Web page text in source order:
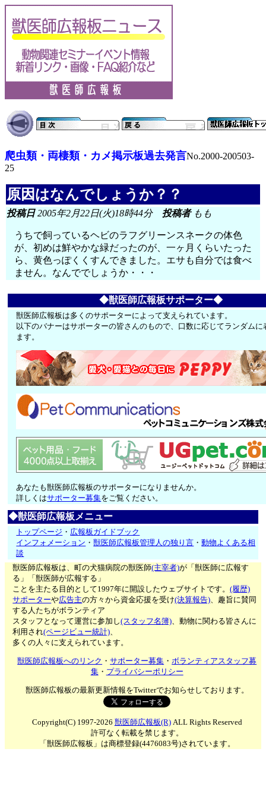
爬虫類・両棲類・カメ掲示板過去発言No.2000-200503-
25
原因はなんでしょうか？？
投稿日2005年2月22日(火)18時44分 投稿者もも
うちで飼っているヘビのラフグリーンスネークの体色
が、初めは鮮やかな緑だったのが、一ヶ月くらいたった
ら、黄色っぽくくすんできました。エサも自分では食べ
ません。なんででしょうか・・・
◆獣医師広報板サポーター◆
獣医師広報板は多くのサポーターによって支えられています。
以下のバナーはサポーターの皆さんのもので、口数に応じてランダムに
ます。
あなたも獣医師広報板のサポーターになりませんか。
詳しくはサポーター募集をご覧ください。
◆獣医師広報板メニュー
トップページ ・ 広報板ガイドブック
インフォメーション ・獣医師広報板管理人の独り言 ・動物よくある相
談
獣医師広報板は、町の犬猫病院の獣医師(主宰者)が「獣医師に広報す
る」「獣医師が広報する」
ことを主たる目的として1997年に開設したウェブサイトです。(履歴)
サポーターや広告主の方々から資金応援を受け(決算報告)、趣旨に賛同
する人たちがボランティア
スタッフとなって運営に参加し(スタッフ名簿)、動物に関わる皆さんに
利用され(ページビュー統計)、
多くの人々に支えられています。
獣医師広報板へのリンク ・サポーター募集 ・ボランティアスタッフ募
集・ プライバシーポリシー
獣医師広報板の最新更新情報をTwitterでお知らせしております。
Copyright(C) 1997-2026 獣医師広報板(R)ALL Rights Reserved
許可なく転載を禁じます。
「獣医師広報板」は商標登録(4476083号)されています。